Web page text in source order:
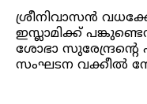
ശ്രീനിവാസന്‍
ഇസ്ലാമിക്ക്
ശോഭാ
സംഘടന വക്കീല്‍